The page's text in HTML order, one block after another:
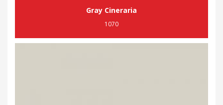
Gray Cineraria
1070